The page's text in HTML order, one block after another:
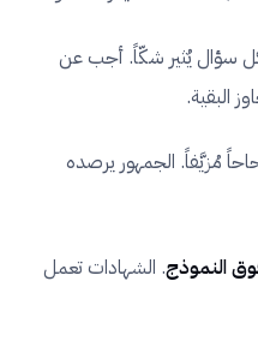
سؤال يُثير شكّاً. أجب عن
البقية.
مُزيَّفاً. الجمهور يرصده
النموذج. الشهادات تعمل